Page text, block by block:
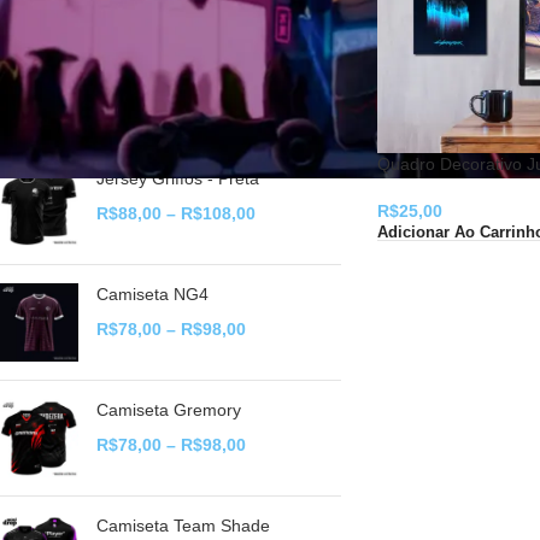
NOVIDADES
Camiseta Zorvath
R$
78,00 – R$ 98,00
Jersey Griffos - Preta
R$88,00 – R$108,00
Camiseta NG4
R$78,00 – R$98,00
Camiseta Gremory
R$78,00 – R$98,00
Camiseta Team Shade
Quadro Decorativo
R$25,00
Adicionar Ao